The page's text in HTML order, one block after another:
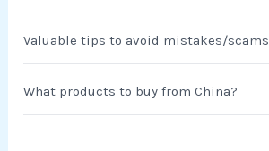
Valuable tips to avoid mistakes/scams
What products to buy from China?